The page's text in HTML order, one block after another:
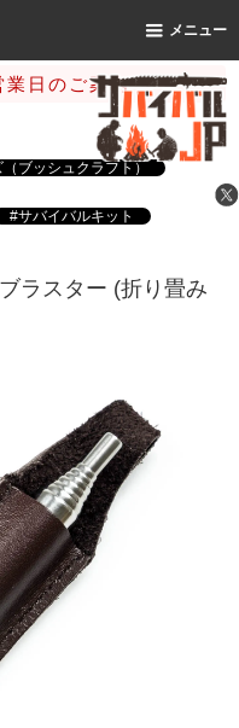
メニュー
日のご案内
ブッシュクラフト）
#サバイバルキット
）
）
ラスター (折り畳み